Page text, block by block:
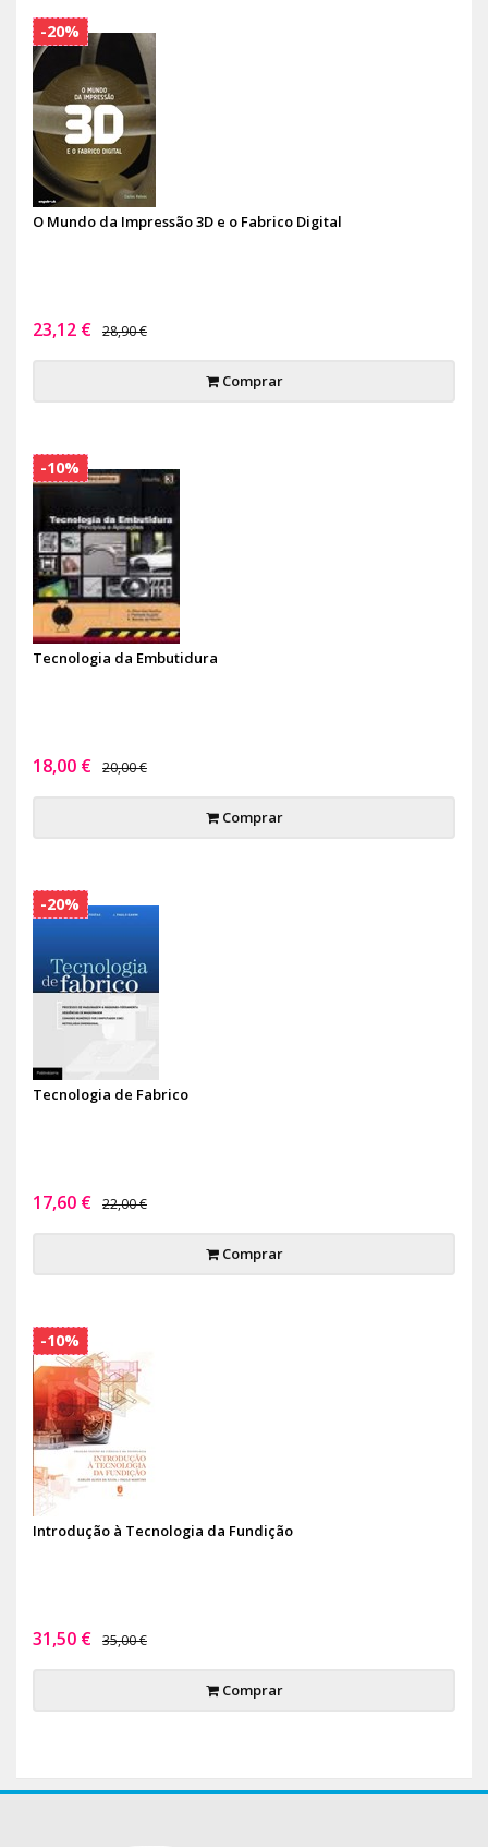
O Mundo da Impressão 3D e o Fabrico Digital
23,12 € 28,90 €
Comprar
-20%
Tecnologia da Embutidura
18,00 € 20,00 €
Comprar
-10%
Tecnologia de Fabrico
17,60 € 22,00 €
Comprar
-20%
Introdução à Tecnologia da Fundição
31,50 € 35,00 €
Comprar
-10%